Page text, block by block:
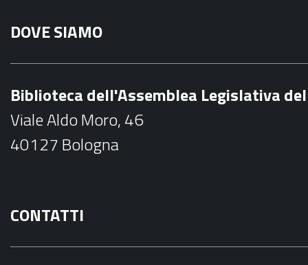
c
e
k
DOVE SIAMO
Biblioteca dell'Assemblea Legislativa
Viale Aldo Moro, 46
40127 Bologna
CONTATTI